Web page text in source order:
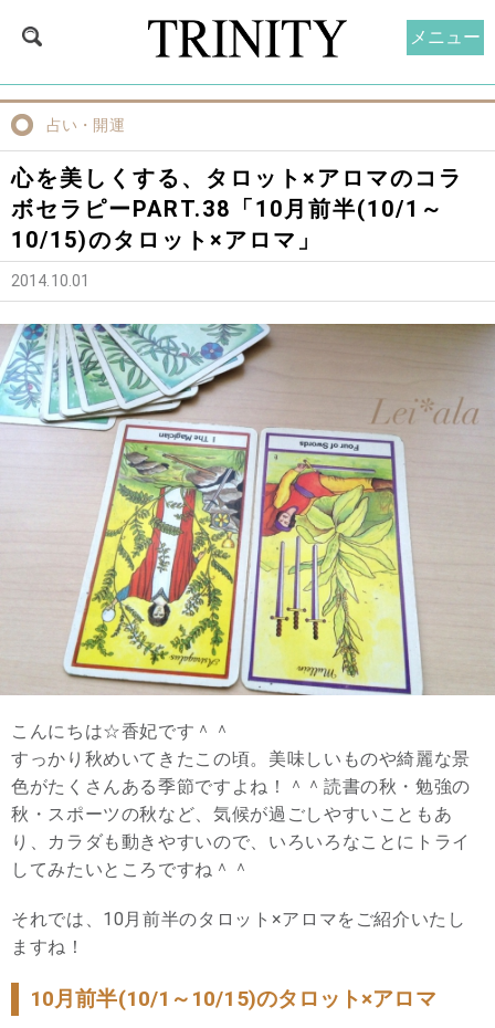
占い・開運
心を美しくする、タロット×アロマのコラ
ボセラピーPART.38「10月前半(10/1～
10/15)のタロット×アロマ」
2014.10.01
こんにちは☆香妃です＾＾
すっかり秋めいてきたこの頃。美味しいものや綺麗な景
色がたくさんある季節ですよね！＾＾読書の秋・勉強の
秋・スポーツの秋など、気候が過ごしやすいこともあ
り、カラダも動きやすいので、いろいろなことにトライ
してみたいところですね＾＾
それでは、10月前半のタロット×アロマをご紹介いたし
ますね！
10月前半(10/1～10/15)のタロット×アロマ
メニュー